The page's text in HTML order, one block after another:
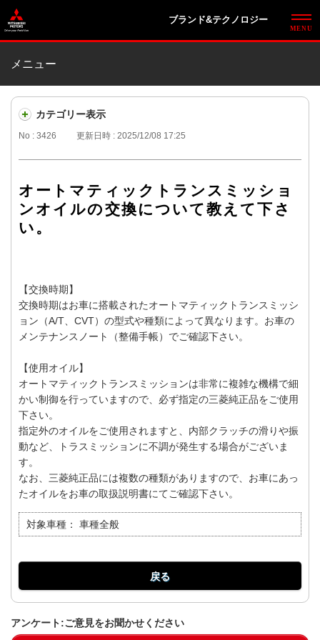
ブランド&テクノロジー
メニュー
カテゴリー表示
No : 3426 更新日時 : 2025/12/08 17:25
オートマティックトランスミッショ
ンオイルの交換について教えて下さ
い。
【交換時期】
交換時期はお車に搭載されたオートマティックトランスミッシ
ョン（A/T、CVT）の型式や種類によって異なります。お車の
メンテナンスノート（整備手帳）でご確認下さい。
【使用オイル】
オートマティックトランスミッションは非常に複雑な機構で細
かい制御を行っていますので、必ず指定の三菱純正品をご使用
下さい。
指定外のオイルをご使用されますと、内部クラッチの滑りや振
動など、トラスミッションに不調が発生する場合がございま
す。
なお、三菱純正品には複数の種類がありますので、お車にあっ
たオイルをお車の取扱説明書にてご確認下さい。
対象車種： 車種全般
戻る
アンケート:ご意見をお聞かせください